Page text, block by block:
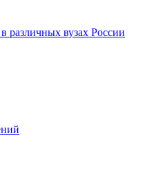
различных вузах России